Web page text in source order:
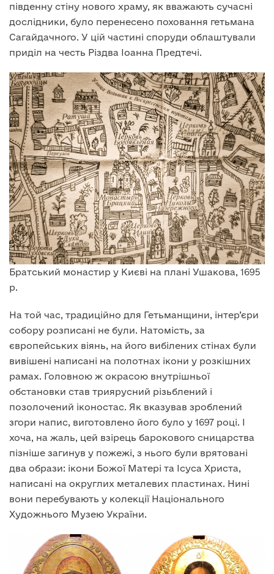
південну стіну нового храму, як вважають сучасні
дослідники, було перенесено поховання гетьмана
Сагайдачного. У цій частині споруди облаштували
приділ на честь Різдва Іоанна Предтечі.
Братський монастир у Києві на плані Ушакова, 1695
р.
На той час, традиційно для Гетьманщини, інтер’єри
собору розписані не були. Натомість, за
європейських віянь, на його вибілених стінах були
вивішені написані на полотнах ікони у розкішних
рамах. Головною ж окрасою внутрішньої
обстановки став триярусний різьблений і
позолочений іконостас. Як вказував зроблений
згори напис, виготовлено його було у 1697 році. І
хоча, на жаль, цей взірець барокового сницарства
пізніше загинув у пожежі, з нього були врятовані
два образи: ікони Божої Матері та Ісуса Христа,
написані на округлих металевих пластинах. Нині
вони перебувають у колекції Національного
Художнього Музею України.